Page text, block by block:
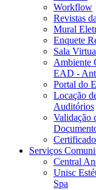
Workflow
Revistas
Mural
Enquete
Sala
Ambiente
EAD -
Portal do
Locação
Auditórios
Validação
Serviços
Central
Unisc
Spa